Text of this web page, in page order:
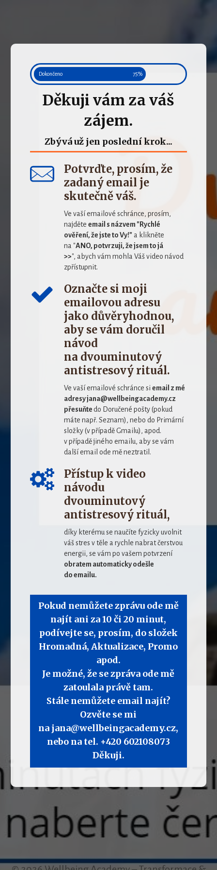
Dokončeno 75%
Děkuji vám za váš
zájem.
Zbývá už jen poslední krok...
Potvrďte, prosím, že
zadaný email je
skutečně váš.
Ve vaší emailové schránce, prosím,
najděteemail s názvem "Rychlé
ověření, že jste to Vy!" a klikněte
na "ANO, potvrzuji, že jsem to já
>>", abych vám mohla Váš video návod
zpřístupnit.
Označte si moji
emailovou adresu
jako důvěryhodnou,
aby se vám doručil
návod
na dvouminutový
antistresový rituál.
Ve vaší emailové schránce siemail z mé
adresy jana@wellbeingacademy.cz
přesuňtedo Doručené pošty (pokud
máte např. Seznam), nebo do Primární
složky (v případě Gmailu), apod.
v případě jiného emailu, aby se vám
další email ode mě neztratil.
Přístup k video
návodu
dvouminutový
antistresový rituál,
díky kterému se naučíte fyzicky uvolnit
váš stres v těle a rychle nabrat čerstvou
energii, se vám po vašem potvrzení
obratem automaticky odešle
do emailu.
Pokud nemůžete zprávu ode mě
najít ani za 10 či 20 minut,
podívejte se, prosím, do složek
Hromadná, Aktualizace, Promo
apod.
Je možné, že se zpráva ode mě
zatoulala právě tam.
Stále nemůžete email najít?
Ozvěte se mi
na jana@wellbeingacademy.cz,
nebo na tel. +420 602108073
Děkuji.